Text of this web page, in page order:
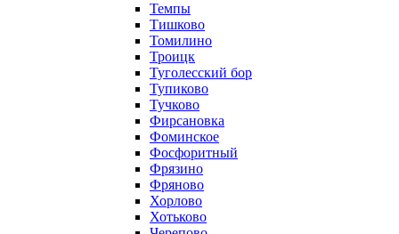
Темпы
Тишково
Томилино
Троицк
Туголесский бор
Тупиково
Тучково
Фирсановка
Фоминское
Фосфоритный
Фрязино
Фряново
Хорлово
Хотьково